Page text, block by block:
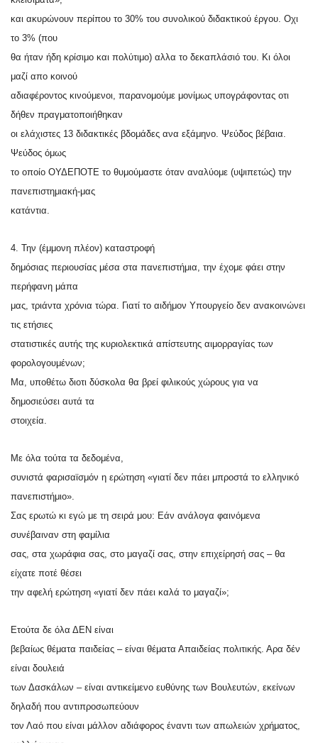
και ακυρώνουν περίπου το 30% του συνολικού διδακτικού έργου. Οχι
το 3% (που
θα ήταν ήδη κρίσιμο και πολύτιμο) αλλα το δεκαπλάσιό του. Κι όλοι
μαζί απο κοινού
αδιαφέροντος κινούμενοι, παρανομούμε μονίμως υπογράφοντας οτι
δήθεν πραγματοποιήθηκαν
οι ελάχιστες 13 διδακτικές βδομάδες ανα εξάμηνο. Ψεύδος βέβαια.
Ψεύδος όμως
το οποίο ΟΥΔΕΠΟΤΕ το θυμούμαστε όταν αναλύομε (υψιπετώς) την
πανεπιστημιακή-μας
κατάντια.
4. Την (έμμονη πλέον) καταστροφή
δημόσιας περιουσίας μέσα στα πανεπιστήμια, την έχομε φάει στην
περήφανη μάπα
μας, τριάντα χρόνια τώρα. Γιατί το αιδήμον Υπουργείο δεν ανακοινώνει
τις ετήσιες
στατιστικές αυτής της κυριολεκτικά απίστευτης αιμορραγίας των
φορολογουμένων;
Μα, υποθέτω διοτι δύσκολα θα βρεί φιλικούς χώρους για να
δημοσιεύσει αυτά τα
στοιχεία.
Με όλα τούτα τα δεδομένα,
συνιστά φαρισαϊσμόν η ερώτηση «γιατί δεν πάει μπροστά το ελληνικό
πανεπιστήμιο».
Σας ερωτώ κι εγώ με τη σειρά μου: Εάν ανάλογα φαινόμενα
συνέβαιναν στη φαμίλια
σας, στα χωράφια σας, στο μαγαζί σας, στην επιχείρησή σας – θα
είχατε ποτέ θέσει
την αφελή ερώτηση «γιατί δεν πάει καλά το μαγαζί»;
Ετούτα δε όλα ΔΕΝ είναι
βεβαίως θέματα παιδείας – είναι θέματα Απαιδείας πολιτικής. Αρα δέν
είναι δουλειά
των Δασκάλων – είναι αντικείμενο ευθύνης των Βουλευτών, εκείνων
δηλαδή που αντιπροσωπεύουν
τον Λαό που είναι μάλλον αδιάφορος έναντι των απωλειών χρήματος,